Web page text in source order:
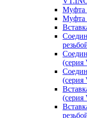
Муфта
Муфта
(серия
(серия
(серия